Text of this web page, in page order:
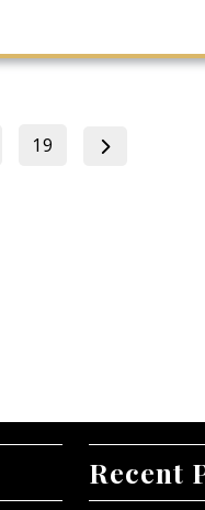
Page
19
Recent